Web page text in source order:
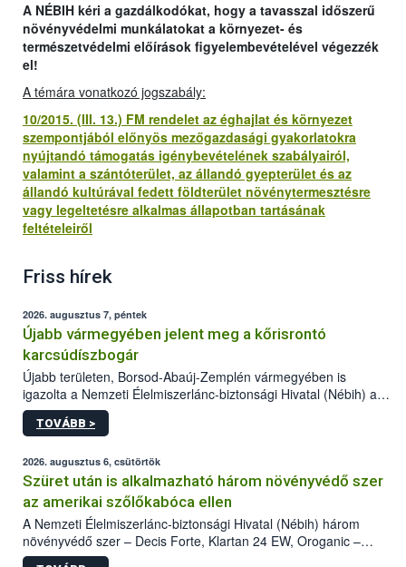
A NÉBIH kéri a gazdálkodókat, hogy a tavasszal időszerű
növényvédelmi munkálatokat a környezet- és
természetvédelmi előírások figyelembevételével végezzék
el!
A témára vonatkozó jogszabály:
10/2015. (III. 13.) FM rendelet az éghajlat és környezet
szempontjából előnyös mezőgazdasági gyakorlatokra
nyújtandó támogatás igénybevételének szabályairól,
valamint a szántóterület, az állandó gyepterület és az
állandó kultúrával fedett földterület növénytermesztésre
vagy legeltetésre alkalmas állapotban tartásának
feltételeiről
Friss hírek
2026. augusztus 7, péntek
Újabb vármegyében jelent meg a kőrisrontó
karcsúdíszbogár
Újabb területen, Borsod-Abaúj-Zemplén vármegyében is
igazolta a Nemzeti Élelmiszerlánc-biztonsági Hivatal (Nébih) a
kőrisrontó karcsúdíszbogár (Agrilus planipennis) jelenlétét. A
kártevőt nem csak színcsapdában találták meg, de már fertőzött
az intenzív felderítést, emellett az intézkedéseket a szlovák
hatósággal is összehangolják a terjedés megállítása érdekében.
TOVÁBB >
2026. augusztus 6, csütörtök
Szüret után is alkalmazható három növényvédő szer
az amerikai szőlőkabóca ellen
A Nemzeti Élelmiszerlánc-biztonsági Hivatal (Nébih) három
növényvédő szer – Decis Forte, Klartan 24 EW, Oroganic –
engedélyokiratát módosította, így azok a szüretet követően,